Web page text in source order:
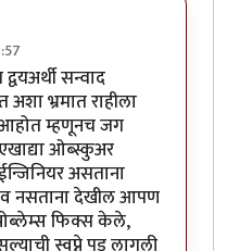
ब-याच शंकाby
सन्वाद
भ्रमात राहीला
म्हणूनच जग
ओब्स्कुअर
असताना
नसताना देखील आपण
फिक्स केले,